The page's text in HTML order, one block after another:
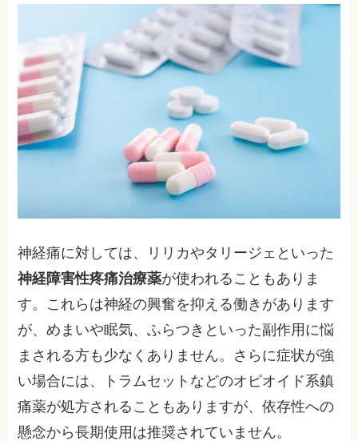
神経痛に対しては、リリカやタリージェといった
神経障害性疼痛治療薬が使われることもありま
す。これらは神経の興奮を抑える働きがあります
が、めまいや眠気、ふらつきといった副作用に悩
まされる方も少なくありません。さらに症状が強
い場合には、トラムセットなどのオピオイド系鎮
痛薬が処方されることもありますが、依存性への
懸念から長期使用は推奨されていません。